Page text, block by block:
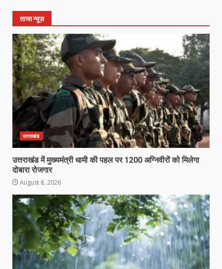
ताजा न्यूज़
उत्तराखंड
उत्तराखंड में मुख्यमंत्री धामी की पहल पर 1200 अग्निवीरों को मिलेगा
दोबारा रोजगार
August 8, 2026